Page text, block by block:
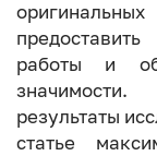
работы и
результаты
статье